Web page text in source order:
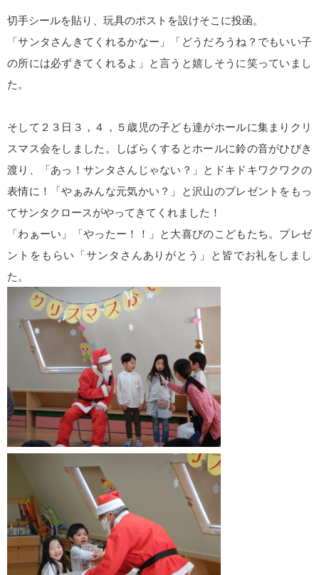
切手シールを貼り、玩具のポストを設けそこに投函。
「サンタさんきてくれるかなー」「どうだろうね？でもいい子
の所には必ずきてくれるよ」と言うと嬉しそうに笑っていまし
た。
そして２３日３，４，５歳児の子ども達がホールに集まりクリ
スマス会をしました。しばらくするとホールに鈴の音がひびき
渡り、「あっ！サンタさんじゃない？」とドキドキワクワクの
表情に！「やぁみんな元気かい？」と沢山のプレゼントをもっ
てサンタクロースがやってきてくれました！
「わぁーい」「やったー！！」と大喜びのこどもたち。プレゼ
ントをもらい「サンタさんありがとう」と皆でお礼をしまし
た。